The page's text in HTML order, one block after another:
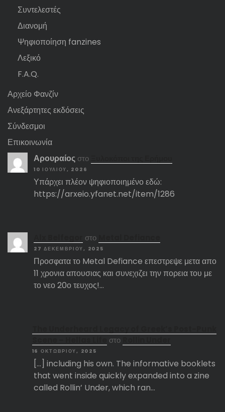
Συντελεστές
Διανομή
Ψηφιοποίηση fanzines
Λεξικό
F.A.Q.
Αρχείο Φανζίν
Ανεξάρτητες εκδόσεις
Σύνδεσμοι
Επικοινωνία
Αρουραίος στο
10 ΙΟΥΛΊΟΥ, 2026
Υπάρχει πλέον ψηφιοποιημένο εδώ:
https://arxeio.yfanet.net/item/1286
στο
27 ΔΕΚΕΜΒΡΊΟΥ, 2025
Προσφατα το Metal Defiance επεστρεψε μετα απο
11 χρονια απουσιας και συνεχιζει την πορεια του με
το νεο 20ο τευχος!…
στο
16 ΟΚΤΩΒΡΊΟΥ, 2025
[…] including his own. The informative booklets
that went inside quickly expanded into a zine
called Rollin’ Under, which ran…